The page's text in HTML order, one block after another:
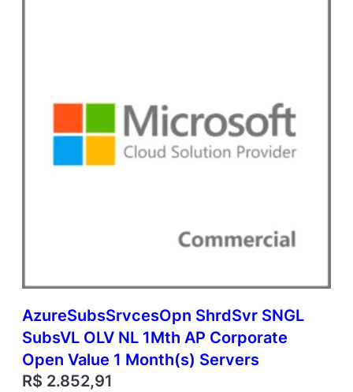
AzureSubsSrvcesOpn ShrdSvr SNGL
SubsVL OLV NL 1Mth AP Corporate
Open Value 1 Month(s) Servers
R$ 2.852,91